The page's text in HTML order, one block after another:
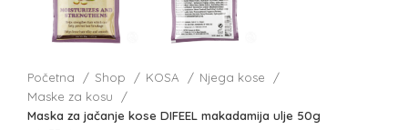
Početna Shop KOSA
Njega kose
Maske za kosu
Maska za jačanje kose DIFEEL makadamija ulje 50g